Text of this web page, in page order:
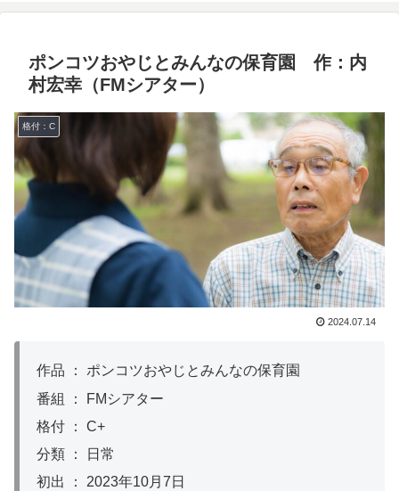
ポンコツおやじとみんなの保育園 作：内
村宏幸（FMシアター）
格付：C
2024.07.14
作品 ： ポンコツおやじとみんなの保育園
番組 ： FMシアター
格付 ： C+
分類 ： 日常
初出 ： 2023年10月7日